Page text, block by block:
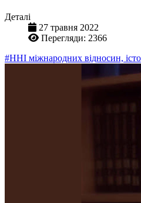
Деталі
27 травня 2022
Перегляди: 2366
#ННІ міжнародних відносин,